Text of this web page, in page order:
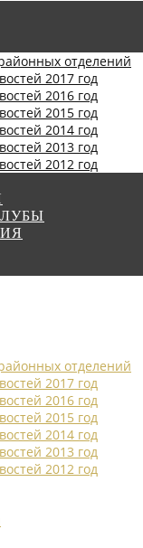
отделений
2017 год
2016 год
2015 год
2014 год
2013 год
2012 год
отделений
2017 год
2016 год
2015 год
2014 год
2013 год
2012 год